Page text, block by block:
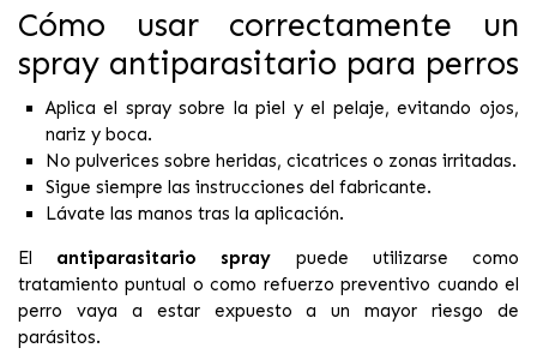
Cómo usar correctamente un
spray antiparasitario para perros
Aplica el spray sobre la piel y el pelaje, evitando ojos,
nariz y boca.
No pulverices sobre heridas, cicatrices o zonas irritadas.
Sigue siempre las instrucciones del fabricante.
Lávate las manos tras la aplicación.
El antiparasitario spray puede utilizarse como
tratamiento puntual o como refuerzo preventivo cuando el
perro vaya a estar expuesto a un mayor riesgo de
parásitos.